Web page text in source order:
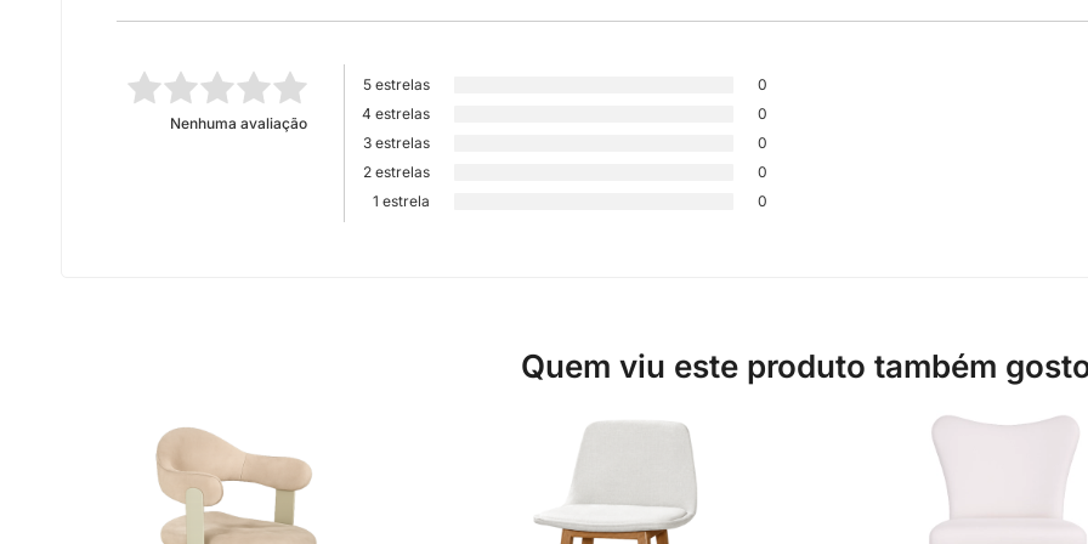
Nenhuma avaliação
5 estrelas
0
4 estrelas
0
3 estrelas
0
2 estrelas
0
1 estrela
0
Quem viu este produto também